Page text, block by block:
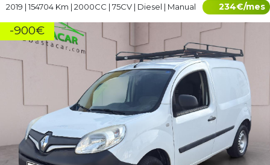
2019 | 154704 Km | 2000CC | 75CV | Diesel | Manual 234€/mes
-900€